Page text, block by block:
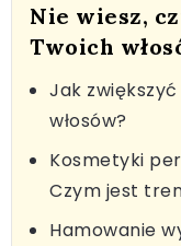
Nie wiesz,
Twoich
Jak
włosów?
Kosmetyki
Czym jest
Hamowanie